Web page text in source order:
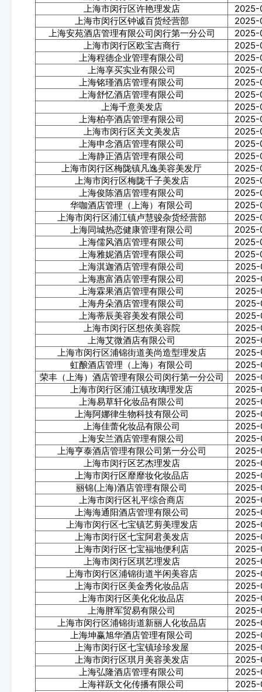
上海市闵行区许艳理发店
上海市闵行区钟诚百货经营部
上海安苑酒店管理有限公司闵行第一分公司
上海市闵行区欧宝吉商行
上海程德企业管理有限公司
2025-
上海享买实业有限公司
2025-
上海铭瑾酒店管理有限公司
2025-
上海舒忆酒店管理有限公司
2025-
上海千意美发店
2025-
上海柏亭酒店管理有限公司
2025-
上海市闵行区关文美发店
2025-
上海申念酒店管理有限公司
2025-
上海静正酒店管理有限公司
2025-
上海市闵行区梅陇镇凡逸美容美发厅
2025-
上海市闵行区梅陇千子美发店
2025-
上海俊陈酒店管理有限公司
2025-
华咖酒店管理（上海）有限公司
2025-
上海市闵行区浦江镇卢慧骏杂货经营部
2025-
上海同城热恋健康管理有限公司
2025-
上海儒风酒店管理有限公司
2025-
上海雅妮酒店管理有限公司
2025-
上海淇迦酒店管理有限公司
上海惠富酒店管理有限公司
上海霖果酒店管理有限公司
上海舟朵酒店管理有限公司
上海蒂辰美容美发有限公司
上海市闵行区想依美容院
上海艾微酒店有限公司
上海市闵行区浦锦街道美尚造型理发店
虹酿酒店管理（上海）有限公司
荣丰（上海）酒店管理有限公司闵行第一分公司
上海市闵行区浦江镇玫璃理发店
上海易草轩化妆品有限公司
上海阿娜律生物科技有限公司
上海佳蕾化妆品有限公司
上海安兰酒店管理有限公司
上海亨泰酒店管理有限公司第一分公司
上海市闵行区艺杰理发店
上海市闵行区靡靡妆化妆品店
丽锦(上海)酒店管理有限公司
上海市闵行区礼平综合商店
上海海通阳酒店管理有限公司
上海市闵行区七宝镇艺剪美理发店
上海市闵行区七宝阿君美发店
上海市闵行区七宝福地便利店
上海市闵行区琪艺理发店
上海市闵行区浦锦街道半闲美容店
上海市闵行区美金秀化妆品店
上海市闵行区美化化妆品店
上海胖军贸易有限公司
上海市闵行区浦锦街道新丽人化妆品店
上海坤赢旭华酒店管理有限公司
上海市闵行区七宝镇珍珍发屋
上海市闵行区琪月美容美发店
上海弘隆酒店管理有限公司
上海祥跃文化传播有限公司